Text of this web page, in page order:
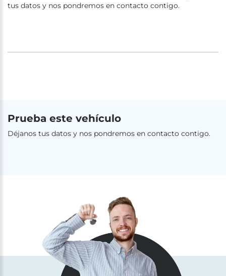
tus datos y nos pondremos en contacto contigo.
Prueba este vehículo
Déjanos tus datos y nos pondremos en contacto contigo.